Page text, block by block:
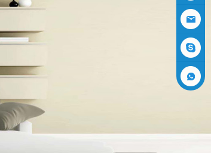
+86-05
91-2353
3555
siboly@s
iboly.co
evaporat
er
5951777